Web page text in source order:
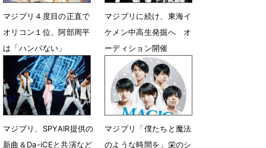
マジプリ４度目の正直で
オリコン１位、阿部周平
は「ハンパない」
6月26日 12時01分
マジプリに続け、東海イ
ケメン中高生発掘へ オ
ーディション開催
4月7日 08時43分
マジプリ、SPYAIR提供の
新曲＆Da-iCEと共演など
マジプリ「僕たちと魔法
のような時間を」栄のシ